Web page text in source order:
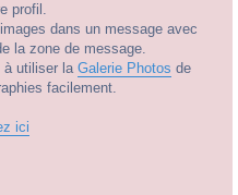
profil.
dans un message avec
la zone de message.
à utiliser la Galerie Photos de
facilement.
ici